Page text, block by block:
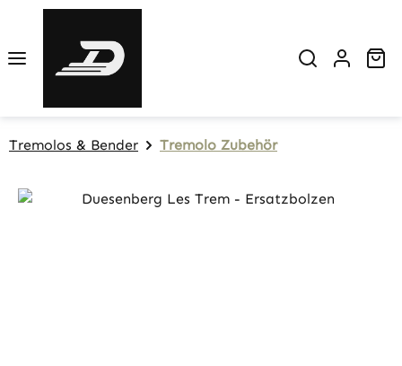
Tremolos & Bender Tremolo Zubehör
Bildergalerie überspringen